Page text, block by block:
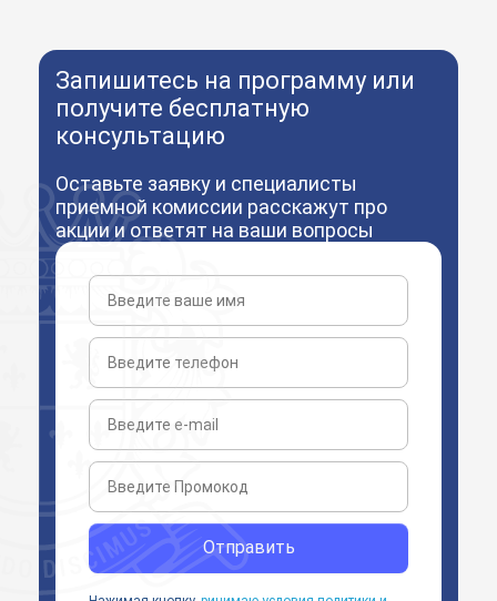
Запишитесь на программу или
получите бесплатную
консультацию
Оставьте заявку и специалисты
приемной комиссии расскажут про
акции и ответят на ваши вопросы
Отправить